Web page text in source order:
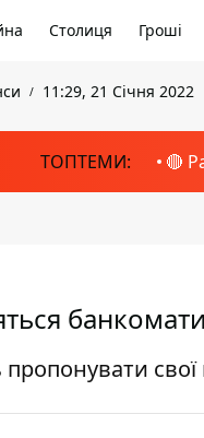
Столиця Гроші
11:29, 21 Січня 2022
ТОПТЕМИ: 🔴
пропонувати